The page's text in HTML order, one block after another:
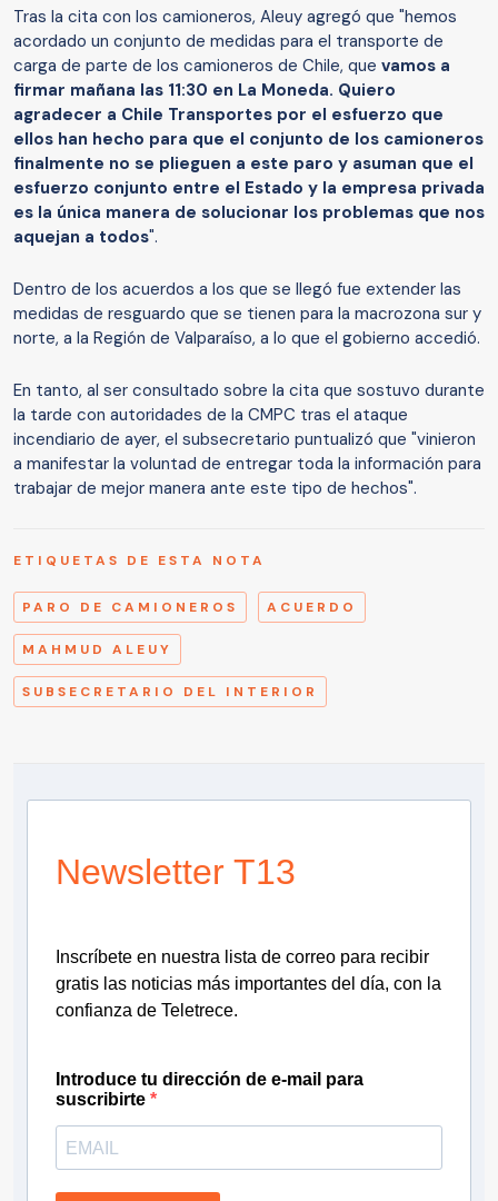
Tras la cita con los camioneros, Aleuy agregó que "hemos
acordado un conjunto de medidas para el transporte de
carga de parte de los camioneros de Chile, que vamos a
firmar mañana las 11:30 en La Moneda. Quiero
agradecer a Chile Transportes por el esfuerzo que
ellos han hecho para que el conjunto de los camioneros
finalmente no se plieguen a este paro y asuman que el
esfuerzo conjunto entre el Estado y la empresa privada
es la única manera de solucionar los problemas que nos
aquejan a todos".
Dentro de los acuerdos a los que se llegó fue extender las
medidas de resguardo que se tienen para la macrozona sur y
norte, a la Región de Valparaíso, a lo que el gobierno accedió.
En tanto, al ser consultado sobre la cita que sostuvo durante
la tarde con autoridades de la CMPC tras el ataque
incendiario de ayer, el subsecretario puntualizó que "vinieron
a manifestar la voluntad de entregar toda la información para
trabajar de mejor manera ante este tipo de hechos".
ETIQUETAS DE ESTA NOTA
PARO DE CAMIONEROS ACUERDO
MAHMUD ALEUY
SUBSECRETARIO DEL INTERIOR
Newsletter T13
Inscríbete en nuestra lista de correo para recibir
gratis las noticias más importantes del día, con la
confianza de Teletrece.
Introduce tu dirección de e-mail para
suscribirte